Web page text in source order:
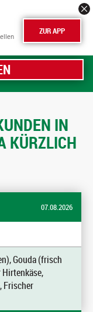
ZUR APP
IN
KÜRZLICH
07.08.2026
Gouda (frisch
Hirtenkäse,
Frischer